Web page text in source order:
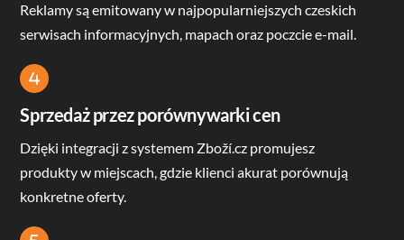
Reklamy są emitowany w najpopularniejszych czeskich
serwisach informacyjnych, mapach oraz poczcie e-mail.
Icon
label
Sprzedaż przez porównywarki cen
Dzięki integracji z systemem Zboží.cz promujesz
produkty w miejscach, gdzie klienci akurat porównują
konkretne oferty.